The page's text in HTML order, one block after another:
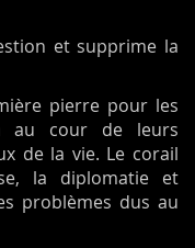
et supprime la
pierre pour les
au cour de leurs
de la vie. Le corail
la diplomatie et
problèmes dus au